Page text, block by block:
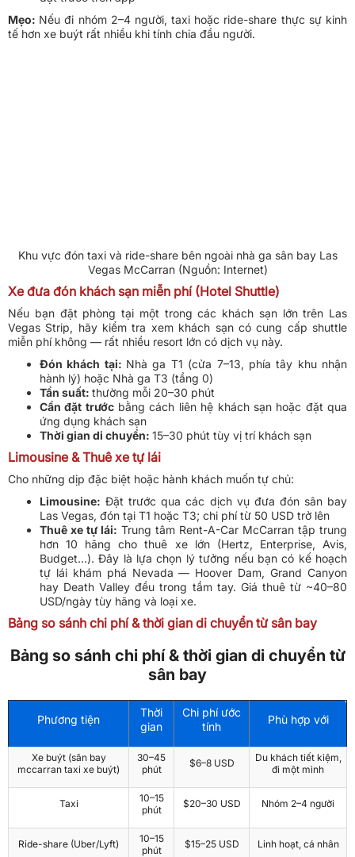
Mẹo: Nếu đi nhóm 2–4 người, taxi hoặc ride-share thực sự kinh
tế hơn xe buýt rất nhiều khi tính chia đầu người.
Khu vực đón taxi và ride-share bên ngoài nhà ga sân bay Las
Vegas McCarran (Nguồn: Internet)
Xe đưa đón khách sạn miễn phí (Hotel Shuttle)
Nếu bạn đặt phòng tại một trong các khách sạn lớn trên Las
Vegas Strip, hãy kiểm tra xem khách sạn có cung cấp shuttle
miễn phí không — rất nhiều resort lớn có dịch vụ này.
Đón khách tại: Nhà ga T1 (cửa 7–13, phía tây khu nhận
hành lý) hoặc Nhà ga T3 (tầng 0)
Tần suất: thường mỗi 20–30 phút
Cần đặt trướcbằng cách liên hệ khách sạn hoặc đặt qua
ứng dụng khách sạn
Thời gian di chuyển: 15–30 phút tùy vị trí khách sạn
Limousine & Thuê xe tự lái
Cho những dịp đặc biệt hoặc hành khách muốn tự chủ:
Limousine: Đặt trước qua các dịch vụ đưa đón sân bay
Las Vegas, đón tại T1 hoặc T3; chi phí từ 50 USD trở lên
Thuê xe tự lái: Trung tâm Rent-A-Car McCarran tập trung
hơn 10 hãng cho thuê xe lớn (Hertz, Enterprise, Avis,
Budget…). Đây là lựa chọn lý tưởng nếu bạn có kế hoạch
tự lái khám phá Nevada — Hoover Dam, Grand Canyon
hay Death Valley đều trong tầm tay. Giá thuê từ ~40–80
USD/ngày tùy hãng và loại xe.
Bảng so sánh chi phí & thời gian di chuyển từ sân bay
Bảng so sánh chi phí & thời gian di chuyển từ
sân bay
Phương tiện
Thời
gian
Chi phí ước
tính
Phù hợp với
Xe buýt (sân bay
mccarran taxi xe buýt)
30–45
phút
$6–8 USD
Du khách tiết kiệm,
đi một mình
Taxi
10–15
phút
$20–30 USD Nhóm 2–4 người
Ride-share (Uber/Lyft)
10–15
phút
$15–25 USD Linh hoạt, cá nhân